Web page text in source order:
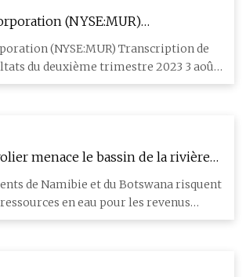
(NYSE:MUR)
l'appel sur les résultats du
2023
(NYSE:MUR) Transcription de
du deuxième trimestre 2023 3 août
menace le bassin de la rivière
en danger l’eau de la Namibie
de Namibie et du Botswana risquent
en eau pour les revenus